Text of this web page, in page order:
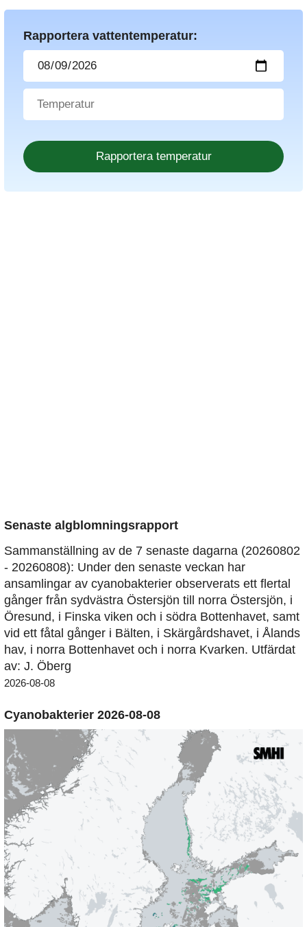
Rapportera vattentemperatur:
Senaste algblomningsrapport
Sammanställning av de 7 senaste dagarna (20260802
- 20260808): Under den senaste veckan har
ansamlingar av cyanobakterier observerats ett flertal
gånger från sydvästra Östersjön till norra Östersjön, i
Öresund, i Finska viken och i södra Bottenhavet, samt
vid ett fåtal gånger i Bälten, i Skärgårdshavet, i Ålands
hav, i norra Bottenhavet och i norra Kvarken. Utfärdat
av: J. Öberg
2026-08-08
Cyanobakterier 2026-08-08